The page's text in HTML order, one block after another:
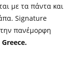
με τα πάντα και
Signature
πανέμορφη